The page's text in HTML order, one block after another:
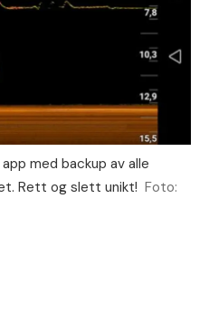
med backup av alle
Rett og slett unikt! Foto: